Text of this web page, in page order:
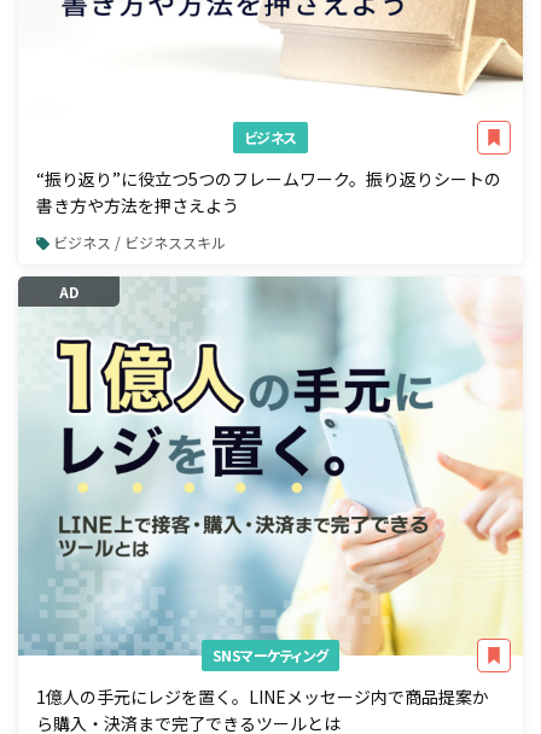
ビジネス
“振り返り”に役立つ5つのフレームワーク。振り返りシートの
書き方や方法を押さえよう
ビジネス / ビジネススキル
AD
SNSマーケティング
1億人の手元にレジを置く。LINEメッセージ内で商品提案か
ら購入・決済まで完了できるツールとは